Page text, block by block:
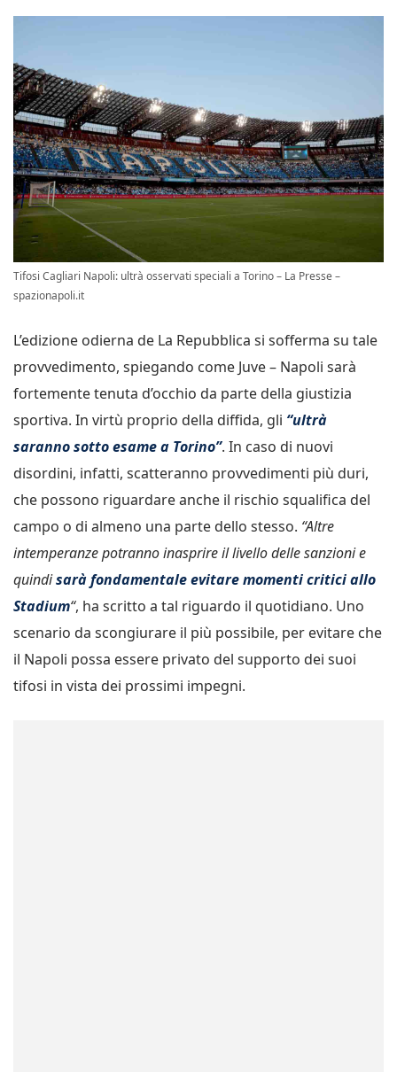
Tifosi Cagliari Napoli: ultrà osservati speciali a Torino – La Presse –
spazionapoli.it
L’edizione odierna de La Repubblica si sofferma su tale
provvedimento, spiegando come Juve – Napoli sarà
fortemente tenuta d’occhio da parte della giustizia
sportiva. In virtù proprio della diffida, gli “ultrà
saranno sotto esame a Torino”. In caso di nuovi
disordini, infatti, scatteranno provvedimenti più duri,
che possono riguardare anche il rischio squalifica del
campo o di almeno una parte dello stesso. “Altre
intemperanze potranno inasprire il livello delle sanzioni e
quindisarà fondamentale evitare momenti critici allo
Stadium“, ha scritto a tal riguardo il quotidiano. Uno
scenario da scongiurare il più possibile, per evitare che
il Napoli possa essere privato del supporto dei suoi
tifosi in vista dei prossimi impegni.